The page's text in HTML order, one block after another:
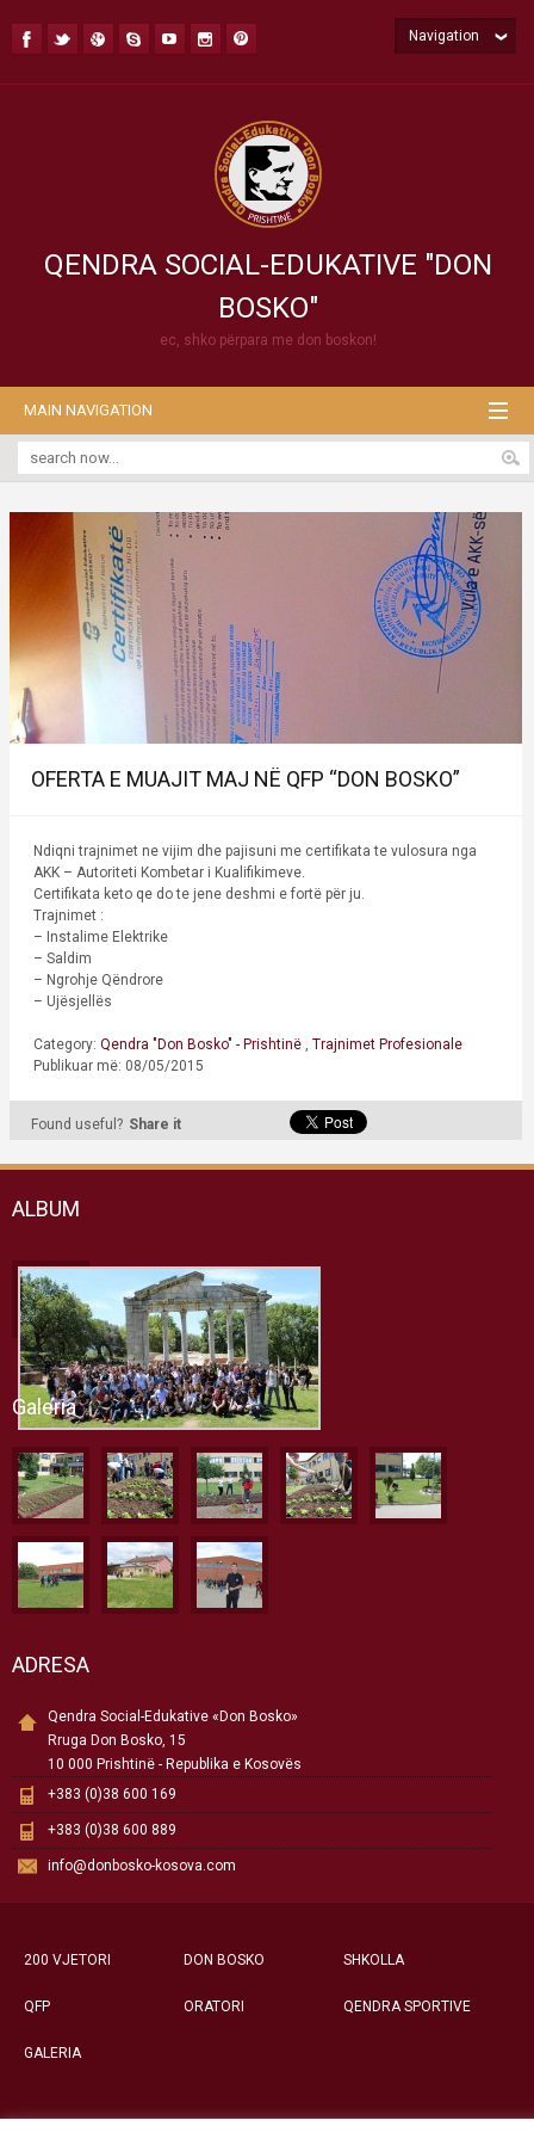
QENDRA SOCIAL-EDUKATIVE "DON
BOSKO"
ec, shko përpara me don boskon!
Navigation
MAIN NAVIGATION
OFERTA E MUAJIT MAJ NË QFP “DON BOSKO”
Ndiqni trajnimet ne vijim dhe pajisuni me certifikata te vulosura nga
AKK – Autoriteti Kombetar i Kualifikimeve.
Certifikata keto qe do te jene deshmi e fortë për ju.
Trajnimet :
– Instalime Elektrike
– Saldim
– Ngrohje Qëndrore
– Ujësjellës
Category: Qendra "Don Bosko" - Prishtinë
Trajnimet Profesionale
Publikuar më: 08/05/2015
Found useful? Share it
ALBUM
Galeria
ADRESA
Qendra Social-Edukative «Don Bosko»
Rruga Don Bosko, 15
10 000 Prishtinë - Republika e Kosovës
+383 (0)38 600 169
+383 (0)38 600 889
info@donbosko-kosova.com
200 VJETORI DON BOSKO SHKOLLA
QFP ORATORI QENDRA SPORTIVE
GALERIA